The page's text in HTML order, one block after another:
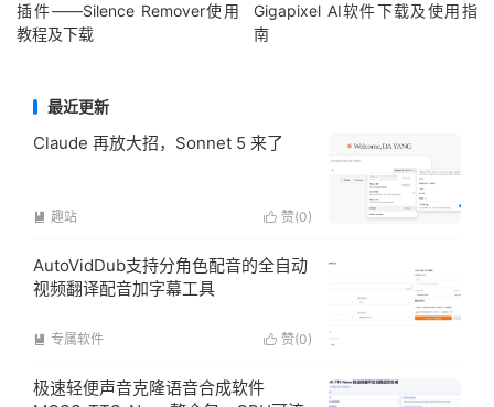
插件——Silence Remover使用
教程及下载
Gigapixel AI软件下载及使用指
南
最近更新
Claude 再放大招，Sonnet 5 来了
 赞(0)
 趣站
AutoVidDub支持分角色配音的全自动
视频翻译配音加字幕工具
 赞(0)
 专属软件
极速轻便声音克隆语音合成软件